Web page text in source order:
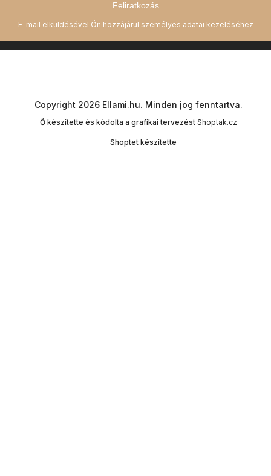
Feliratkozás
Shoptet készítette
Copyright 2026 Ellami.hu. Minden jog fenntartva.
Ő készítette és kódolta a grafikai tervezést Shoptak.cz